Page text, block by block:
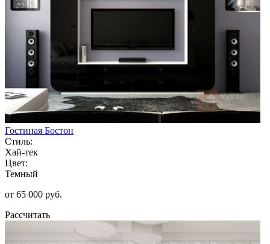
Гостиная Бостон
Стиль:
Хай-тек
Цвет:
Темный
от 65 000 руб.
Рассчитать